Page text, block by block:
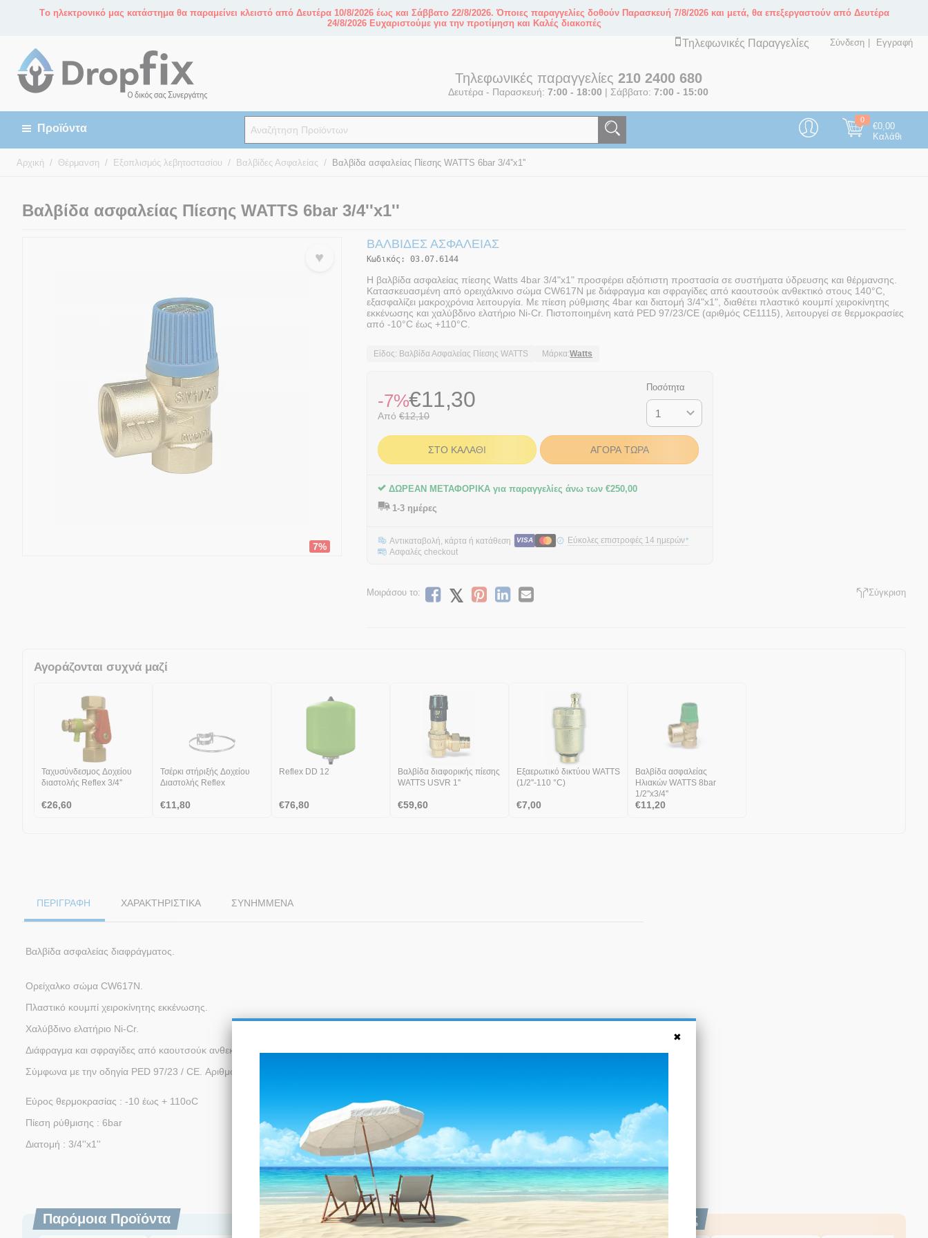
Tο ηλεκτρονικό μας κατάστημα θα παραμείνει κλειστό από Δευτέρα 10/8/2026 έως και Σάββατο 22/8/2026. Όποιες παραγγελίες δοθούν Παρασκευή 7/8/2026 και μετά, θα επεξεργαστούν από Δευτέρα
24/8/2026 Ευχαριστούμε για την προτίμηση και Καλές διακοπές
Σύνδεση
Εγγραφή
Τηλεφωνικές Παραγγελίες
Τηλεφωνικές παραγγελίες 210 2400 680
Δευτέρα - Παρασκευή:7:00 - 18:00 | Σάββατο:7:00 - 15:00
0
€0,00
Καλάθι
Αρχική / Θέρμανση / Εξοπλισμός λεβητοστασίου / Βαλβίδες Ασφαλείας / Βαλβίδα ασφαλείας Πίεσης WATTS 6bar 3/4''x1''
Βαλβίδα ασφαλείας Πίεσης WATTS 6bar 3/4''x1''
♥
7%
ΒΑΛΒΊΔΕΣ ΑΣΦΑΛΕΊΑΣ
Κωδικός: 03.07.6144
Η βαλβίδα ασφαλείας πίεσης Watts 4bar 3/4"x1" προσφέρει αξιόπιστη προστασία σε συστήματα ύδρευσης και θέρμανσης.
Κατασκευασμένη από ορειχάλκινο σώμα CW617N με διάφραγμα και σφραγίδες από καουτσούκ ανθεκτικό στους 140°C,
εξασφαλίζει μακροχρόνια λειτουργία. Με πίεση ρύθμισης 4bar και διατομή 3/4"x1", διαθέτει πλαστικό κουμπί χειροκίνητης
εκκένωσης και χαλύβδινο ελατήριο Ni-Cr. Πιστοποιημένη κατά PED 97/23/CE (αριθμός CE1115), λειτουργεί σε θερμοκρασίες
από -10°C έως +110°C.
Είδος: Βαλβίδα Ασφαλείας Πίεσης WATTS Μάρκα:Watts
-7%€11,30
Από €12,10
Ποσότητα
ΣΤΟ ΚΑΛΆΘΙ ΑΓΟΡΆ ΤΏΡΑ
ΔΩΡΕΑΝ ΜΕΤΑΦΟΡΙΚΑ για παραγγελίες άνω των€250,00
1-3 ημέρες
Αντικαταβολή, κάρτα ή κατάθεση VISA Εύκολες επιστροφές 14 ημερών*
Ασφαλές checkout
Μοιράσου το: Σύγκριση
Αγοράζονται συχνά μαζί
Ταχυσύνδεσμος Δοχείου
διαστολής Reflex 3/4''
€26,60
Τσέρκι στήριξής Δοχείου
Διαστολής Reflex
€11,80
Reflex DD 12
€76,80
Βαλβίδα διαφορικής πίεσης
WATTS USVR 1''
€59,60
Εξαερωτικό δικτύου WATTS
(1/2''-110 °C)
€7,00
Βαλβίδα ασφαλείας
Ηλιακών WATTS 8bar
1/2''x3/4''
€11,20
ΠΕΡΙΓΡΑΦΗ ΧΑΡΑΚΤΗΡΙΣΤΙΚΆ ΣΥΝΗΜΜΈΝΑ
Βαλβίδα ασφαλείας διαφράγματος.
Ορείχαλκο σώμα CW617N.
Πλαστικό κουμπί χειροκίνητης εκκένωσης.
Χαλύβδινο ελατήριο Ni-Cr.
Διάφραγμα και σφραγίδες από καουτσούκ ανθεκτικό στους 140 ° C.
Σύμφωνα με την οδηγία PED 97/23 / CE. Αριθμός αναγνώρισης CE1115.
Εύρος θερμοκρασίας : -10 έως + 110oC
Πίεση ρύθμισης : 6bar
Διατομή : 3/4''x1''
Παρόμοια Προϊόντα Οι αγοραστές επέλεξαν επίσης